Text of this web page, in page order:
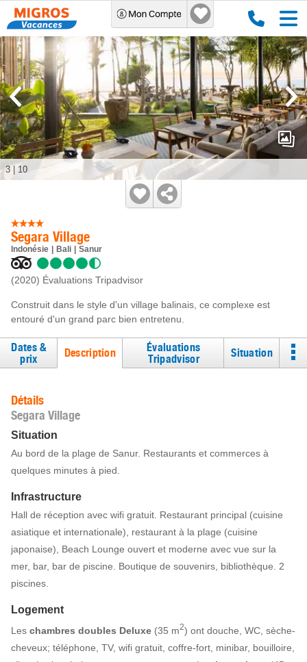
Segara Village
Indonésie Bali Sanur
(2020) Évaluations Tripadvisor
Construit dans le style d'un village balinais, ce complexe est
entouré d'un grand parc bien entretenu.
3 10
Dates &
prix
Description
Évaluations
Tripadvisor
Situation
Détails
Segara Village
Situation
Au bord de la plage de Sanur. Restaurants et commerces à
quelques minutes à pied.
Infrastructure
Hall de réception avec wifi gratuit. Restaurant principal (cuisine
asiatique et internationale), restaurant à la plage (cuisine
japonaise), Beach Lounge ouvert et moderne avec vue sur la
mer, bar, bar de piscine. Boutique de souvenirs, bibliothèque. 2
piscines.
Logement
Les chambres doubles Deluxe (35 m2) ont douche, WC, sèche-
cheveux; téléphone, TV, wifi gratuit, coffre-fort, minibar, bouilloire,